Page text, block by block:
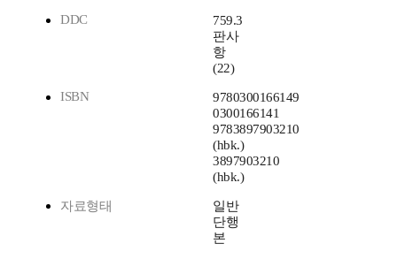
DDC
759.3
판사
항
(22)
ISBN
9780300166149
0300166141
9783897903210
(hbk.)
3897903210
(hbk.)
자료형태
일반
단행
본